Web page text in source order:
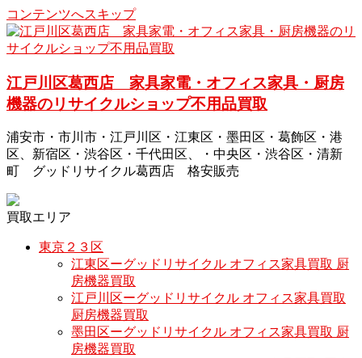
コンテンツへスキップ
江戸川区葛西店 家具家電・オフィス家具・厨房
機器のリサイクルショップ不用品買取
浦安市・市川市・江戸川区・江東区・墨田区・葛飾区・港
区、新宿区・渋谷区・千代田区、・中央区・渋谷区・清新
町 グッドリサイクル葛西店 格安販売
買取エリア
東京２３区
江東区ーグッドリサイクル オフィス家具買取 厨
房機器買取
江戸川区ーグッドリサイクル オフィス家具買取
厨房機器買取
墨田区ーグッドリサイクル オフィス家具買取 厨
房機器買取